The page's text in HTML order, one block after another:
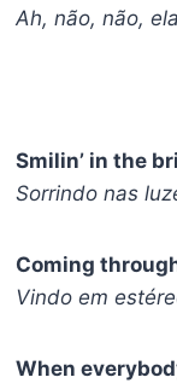
Ah, não, não,
Smilin’ in the
Sorrindo nas
Coming
Vindo em
When